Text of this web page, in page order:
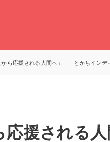
から応援される人間へ」――とかちインデ
応援される